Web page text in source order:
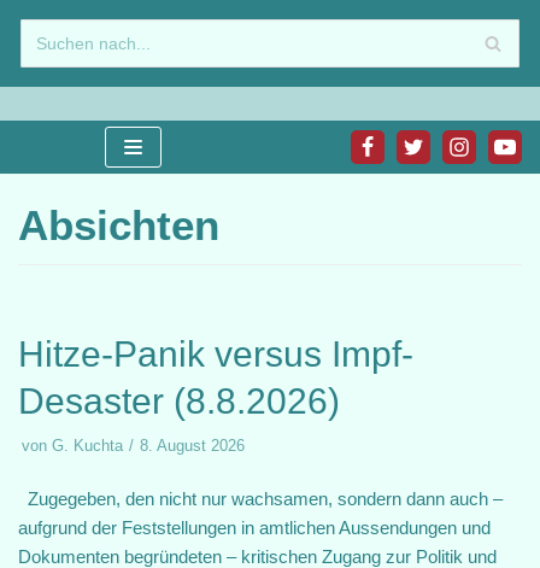
Zum
Inhalt
springen
Absichten
Hitze-Panik versus Impf-
Desaster (8.8.2026)
von G. Kuchta 8. August 2026
Zugegeben, den nicht nur wachsamen, sondern dann auch –
aufgrund der Feststellungen in amtlichen Aussendungen und
Dokumenten begründeten – kritischen Zugang zur Politik und